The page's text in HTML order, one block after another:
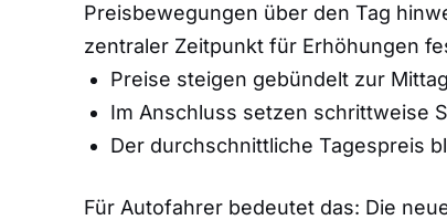
Preisbewegungen über den Tag
zentraler Zeitpunkt für Erhöhungen
Preise steigen gebündelt zur
Im Anschluss setzen schrittweise
Der durchschnittliche Tagespreis
Für Autofahrer bedeutet das: Die